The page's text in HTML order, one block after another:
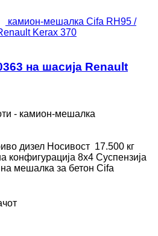
камион-мешалка Cifa RH95 /
Kerax 370
на шасија Renault
- камион-мешалка
дизел Носивост 17.500 кг
конфигурација 8x4 Суспензија
мешалка за бетон Cifa